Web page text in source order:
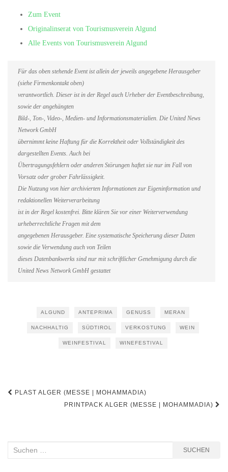
Zum Event
Originalinserat von Tourismusverein Algund
Alle Events von Tourismusverein Algund
Für das oben stehende Event ist allein der jeweils angegebene Herausgeber
(siehe Firmenkontakt oben)
verantwortlich. Dieser ist in der Regel auch Urheber der Eventbeschreibung,
sowie der angehängten
Bild-, Ton-, Video-, Medien- und Informationsmaterialien. Die United News
Network GmbH
übernimmt keine Haftung für die Korrektheit oder Vollständigkeit des
dargestellten Events. Auch bei
Übertragungsfehlern oder anderen Störungen haftet sie nur im Fall von
Vorsatz oder grober Fahrlässigkeit.
Die Nutzung von hier archivierten Informationen zur Eigeninformation und
redaktionellen Weiterverarbeitung
ist in der Regel kostenfrei. Bitte klären Sie vor einer Weiterverwendung
urheberrechtliche Fragen mit dem
angegebenen Herausgeber. Eine systematische Speicherung dieser Daten
sowie die Verwendung auch von Teilen
dieses Datenbankwerks sind nur mit schriftlicher Genehmigung durch die
United News Network GmbH gestattet
ALGUND ANTEPRIMA GENUSS MERAN
NACHHALTIG SÜDTIROL VERKOSTUNG WEIN
WEINFESTIVAL WINEFESTIVAL
Beitragsnavigation
PLAST ALGER (MESSE | MOHAMMADIA)
PRINTPACK ALGER (MESSE | MOHAMMADIA)
Suchen
SUCHEN